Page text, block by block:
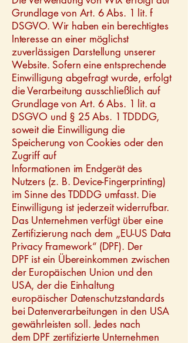
Grundlage von Art. 6 Abs. 1 lit. f
DSGVO. Wir haben ein berechtigtes
Interesse an einer möglichst
zuverlässigen Darstellung unserer
Website. Sofern eine entsprechende
Einwilligung abgefragt wurde, erfolgt
die Verarbeitung ausschließlich auf
Grundlage von Art. 6 Abs. 1 lit. a
DSGVO und § 25 Abs. 1 TDDDG,
soweit die Einwilligung die
Speicherung von Cookies oder den
Zugriff auf
Informationen im Endgerät des
Nutzers (z. B. Device-Fingerprinting)
im Sinne des TDDDG umfasst. Die
Einwilligung ist jederzeit widerrufbar.
Das Unternehmen verfügt über eine
Zertifizierung nach dem „EU-US Data
Privacy Framework“ (DPF). Der
DPF ist ein Übereinkommen zwischen
der Europäischen Union und den
USA, der die Einhaltung
europäischer Datenschutzstandards
bei Datenverarbeitungen in den USA
gewährleisten soll. Jedes nach
dem DPF zertifizierte Unternehmen